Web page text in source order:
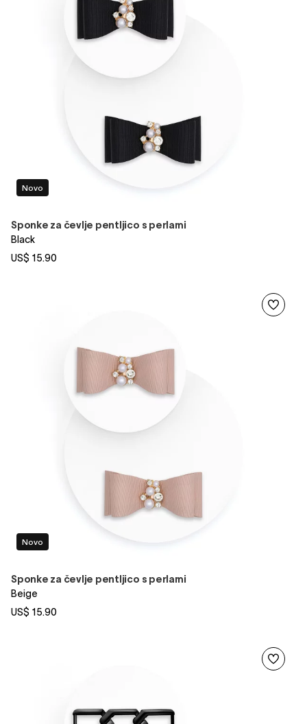
Novo
Sponke za čevlje pentljico s perlami
Black
US$ 15.90
Novo
Sponke za čevlje pentljico s perlami
Beige
US$ 15.90